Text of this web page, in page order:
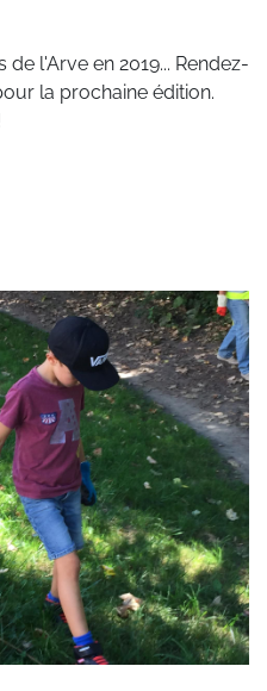
l'Arve en 2019... Rendez-
la prochaine édition.